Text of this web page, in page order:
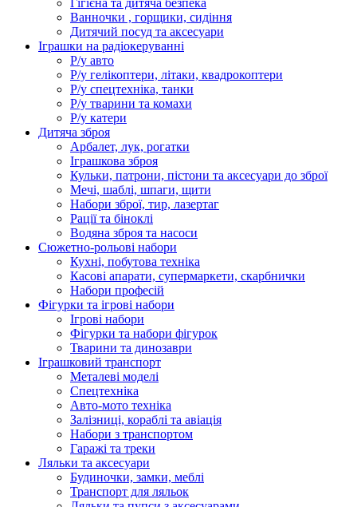
Гігієна та дитяча безпека
Ванночки , горщики, сидіння
Дитячий посуд та аксесуари
Іграшки на радіокеруванні
Р/у авто
Р/у гелікоптери, літаки, квадрокоптери
Р/у спецтехніка, танки
Р/у тварини та комахи
Р/у катери
Дитяча зброя
Арбалет, лук, рогатки
Іграшкова зброя
Кульки, патрони, пістони та аксесуари до зброї
Мечі, шаблі, шпаги, щити
Набори зброї, тир, лазертаг
Рації та біноклі
Водяна зброя та насоси
Сюжетно-рольові набори
Кухні, побутова техніка
Касові апарати, супермаркети, скарбнички
Набори професій
Фігурки та ігрові набори
Ігрові набори
Фігурки та набори фігурок
Тварини та динозаври
Іграшковий транспорт
Металеві моделі
Спецтехніка
Авто-мото техніка
Залізниці, кораблі та авіація
Набори з транспортом
Гаражі та треки
Ляльки та аксесуари
Будиночки, замки, меблі
Транспорт для ляльок